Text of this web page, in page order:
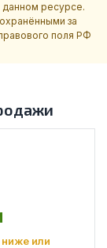
данном ресурсе.
за
поля РФ
или